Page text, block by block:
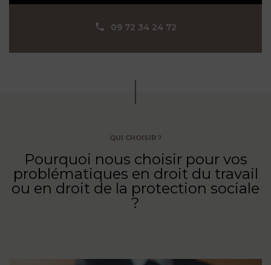
09 72 34 24 72
QUI CHOISIR ?
Pourquoi nous choisir pour vos
problématiques en droit du travail
ou en droit de la protection sociale
?